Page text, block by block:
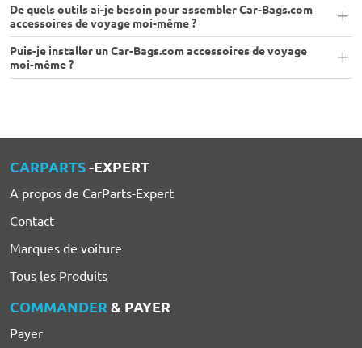
De quels outils ai-je besoin pour assembler Car-Bags.com
accessoires de voyage moi-même ?
Puis-je installer un Car-Bags.com accessoires de voyage
moi-même ?
CARPARTS-EXPERT
A propos de CarParts-Expert
Contact
Marques de voiture
Tous les Produits
COMMANDER & PAYER
Payer